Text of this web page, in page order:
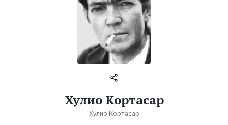
обсуждаемыеХулио Кортасар
Хулио Кортасар